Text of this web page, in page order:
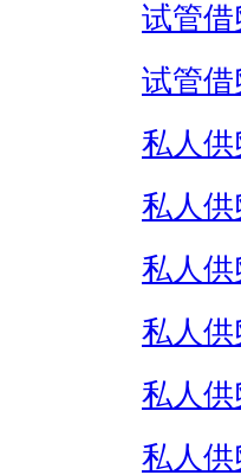
试管借
试管借
私人
私人供
私人供
私人
私人供
私人供